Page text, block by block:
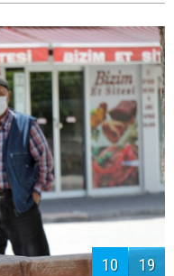
10 19